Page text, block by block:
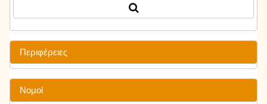
Περιφέρειες
Νομοί